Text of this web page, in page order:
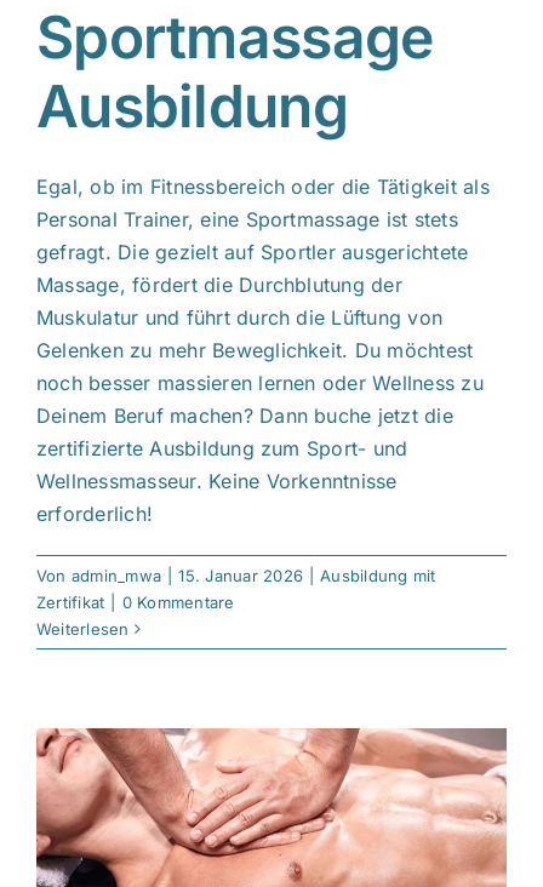
Sportmassage
Ausbildung
Egal, ob im Fitnessbereich oder die Tätigkeit als
Personal Trainer, eine Sportmassage ist stets
gefragt. Die gezielt auf Sportler ausgerichtete
Massage, fördert die Durchblutung der
Muskulatur und führt durch die Lüftung von
Gelenken zu mehr Beweglichkeit. Du möchtest
noch besser massieren lernen oder Wellness zu
Deinem Beruf machen? Dann buche jetzt die
zertifizierte Ausbildung zum Sport- und
Wellnessmasseur. Keine Vorkenntnisse
erforderlich!
Von admin_mwa 15. Januar 2026
Ausbildung mit
Zertifikat
0 Kommentare
Weiterlesen